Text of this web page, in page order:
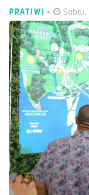
PRATIWI - Sabtu,